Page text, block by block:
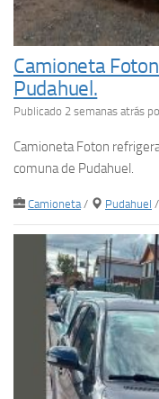
Camioneta
Pudahuel.
Publicado 2 semanas atrás
Camioneta Foton
comuna de Pudahuel.
Camioneta/ Pudahuel